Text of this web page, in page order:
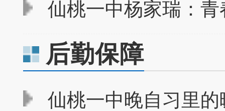
仙桃一中杨家瑞：青
后勤保障
仙桃一中晚自习里的